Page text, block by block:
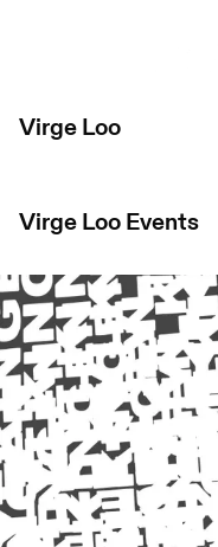
Virge Loo
Virge LooEvents